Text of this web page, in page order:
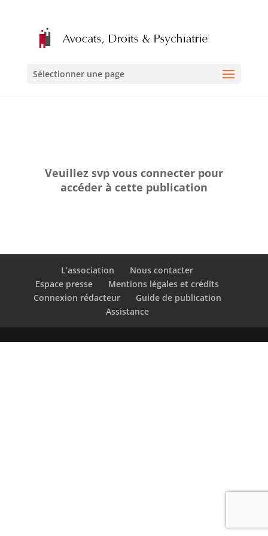
Sélectionner une page
Veuillez svp vous connecter pour
accéder à cette publication
L’association
Nous contacter
Espace presse
Mentions légales et crédits
Connexion rédacteur
Guide de publication
Assistance